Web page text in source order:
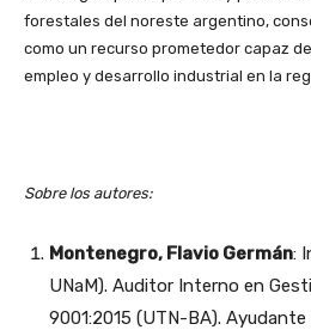
forestales del noreste argentino,
como un recurso prometedor capaz
empleo y desarrollo industrial en la
Sobre los autores:
Montenegro, Flavio Germán:
UNaM). Auditor Interno en
9001:2015 (UTN-BA).